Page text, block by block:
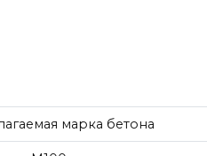
марка бетона